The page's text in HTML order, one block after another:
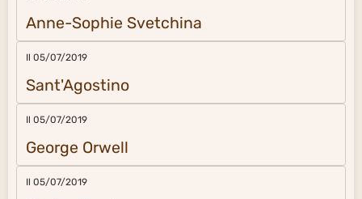
Anne-Sophie Svetchina
Il 05/07/2019
Sant'Agostino
Il 05/07/2019
George Orwell
Il 05/07/2019